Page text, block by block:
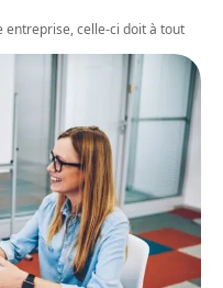
entreprise, celle-ci doit à tout